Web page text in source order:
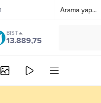
BIST
13.889,75